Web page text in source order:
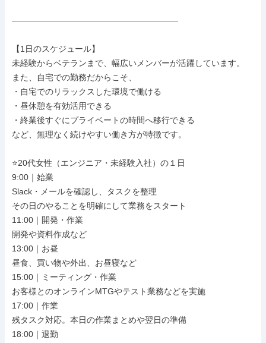
――――――――――――――――――――
【1日のスケジュール】
未経験からベテランまで、幅広いメンバーが活躍しています。
また、自宅での勤務だからこそ、
・自宅でのリラックスした環境で働ける
・昼休憩を有効活用できる
・終業後すぐにプライベートの時間へ移行できる
など、無理なく続けやすい働き方が特徴です。
⭐20代女性（エンジニア・未経験入社）の１日
9:00｜始業
Slack・メールを確認し、タスクを整理
その日のやることを明確にして業務をスタート
11:00｜開発・作業
開発や資料作成など
13:00｜お昼
昼食、買い物や外出、お昼寝など
15:00｜ミーティング・作業
お客様とのオンラインMTGやテスト業務などを実施
17:00｜作業
残タスク対応。本日の作業まとめや翌日の準備
18:00｜退勤